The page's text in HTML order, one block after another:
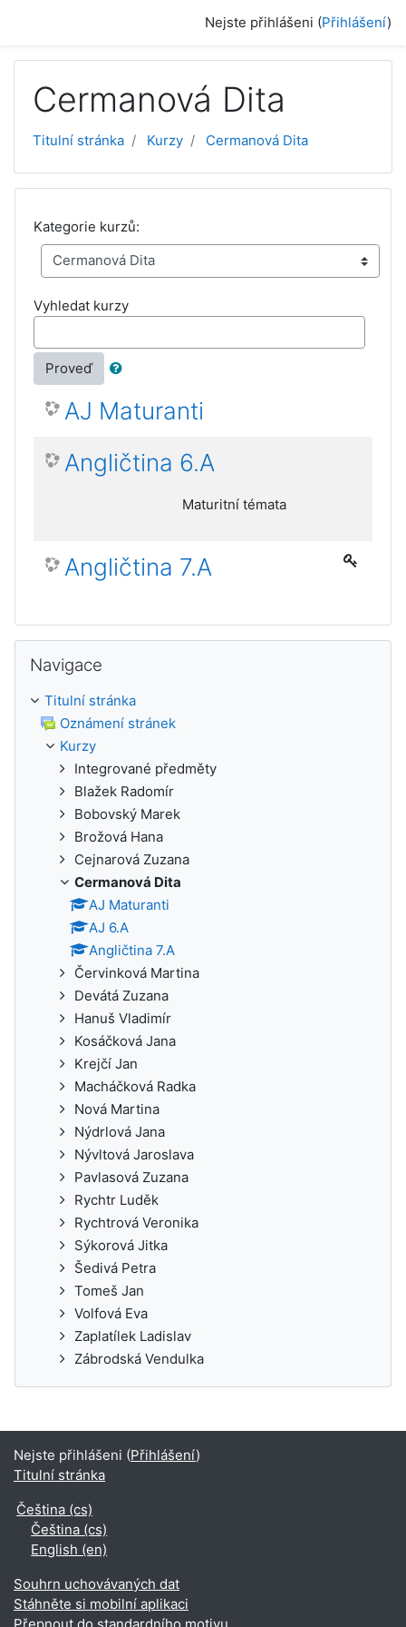
Nejste přihlášeni (Přihlášení)
Cermanová Dita
Titulní stránka Kurzy Cermanová Dita
Kategorie kurzů:
Vyhledat kurzy
Proveď
AJ Maturanti
Angličtina 6.A
Maturitní témata
Angličtina 7.A
Navigace
Titulní stránka
Oznámení stránek
Kurzy
Integrované předměty
Blažek Radomír
Bobovský Marek
Brožová Hana
Cejnarová Zuzana
Cermanová Dita
AJ Maturanti
AJ 6.A
Angličtina 7.A
Červinková Martina
Devátá Zuzana
Hanuš Vladimír
Kosáčková Jana
Krejčí Jan
Macháčková Radka
Nová Martina
Nýdrlová Jana
Nývltová Jaroslava
Pavlasová Zuzana
Rychtr Luděk
Rychtrová Veronika
Sýkorová Jitka
Šedivá Petra
Tomeš Jan
Volfová Eva
Zaplatílek Ladislav
Zábrodská Vendulka
Nejste přihlášeni (Přihlášení)
Titulní stránka
Čeština ‎(cs)‎
Čeština ‎(cs)‎
English ‎(en)‎
Souhrn uchovávaných dat
Stáhněte si mobilní aplikaci